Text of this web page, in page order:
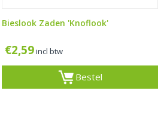
Bieslook Zaden 'Knoflook'
€2,59incl btw
Bestel